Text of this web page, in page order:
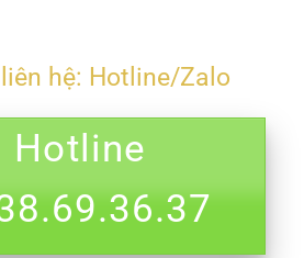
hệ: Hotline/Zalo